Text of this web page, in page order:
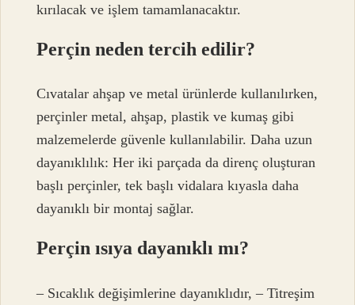
kırılacak ve işlem tamamlanacaktır.
Perçin neden tercih edilir?
Cıvatalar ahşap ve metal ürünlerde kullanılırken,
perçinler metal, ahşap, plastik ve kumaş gibi
malzemelerde güvenle kullanılabilir. Daha uzun
dayanıklılık: Her iki parçada da direnç oluşturan
başlı perçinler, tek başlı vidalara kıyasla daha
dayanıklı bir montaj sağlar.
Perçin ısıya dayanıklı mı?
– Sıcaklık değişimlerine dayanıklıdır, – Titreşim